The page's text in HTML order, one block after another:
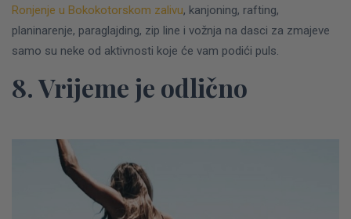
Ronjenje u Bokokotorskom zalivu, kanjoning, rafting,
planinarenje, paraglajding, zip line i vožnja na dasci za zmajeve
samo su neke od aktivnosti koje će vam podići puls.
8. Vrijeme je odlično